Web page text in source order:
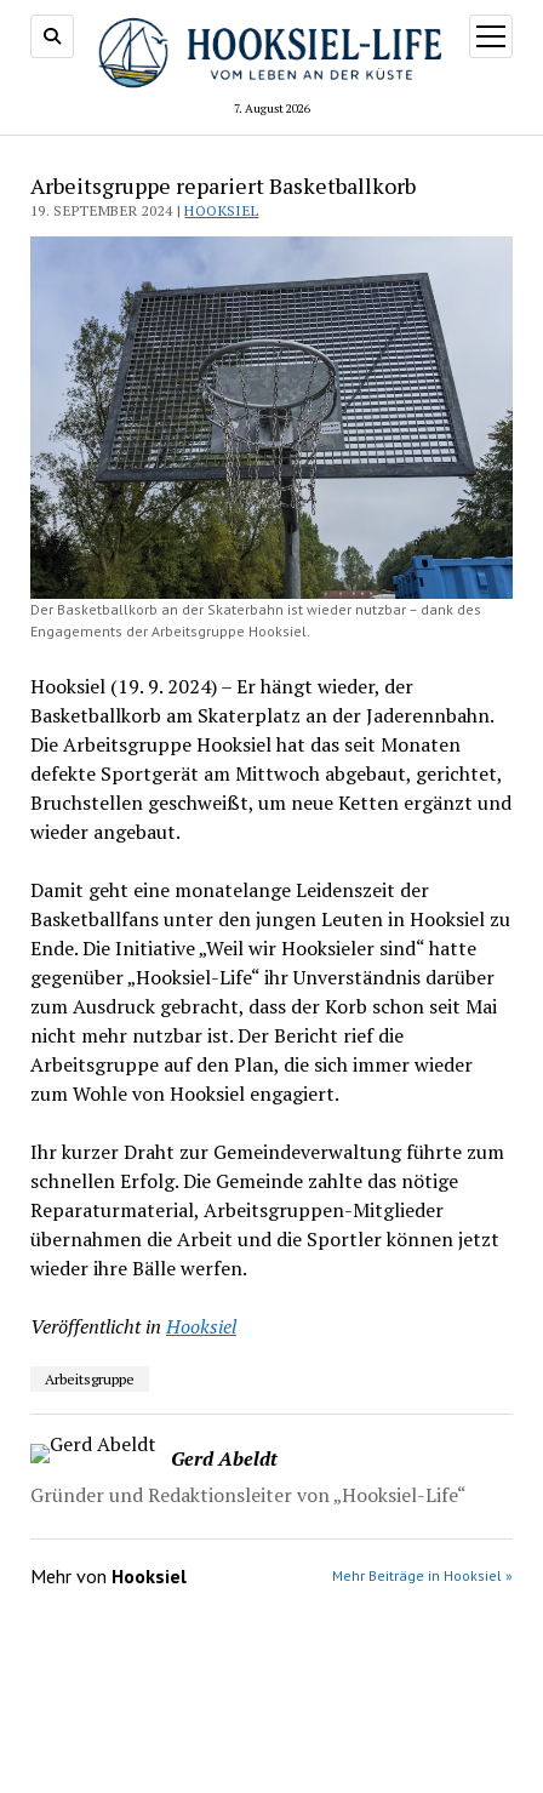
7. August 2026
Menü
öffnen
Arbeitsgruppe repariert Basketballkorb
19. SEPTEMBER 2024 |HOOKSIEL
Der Basketballkorb an der Skaterbahn ist wieder nutzbar – dank des
Engagements der Arbeitsgruppe Hooksiel.
Hooksiel (19. 9. 2024) – Er hängt wieder, der
Basketballkorb am Skaterplatz an der Jaderennbahn.
Die Arbeitsgruppe Hooksiel hat das seit Monaten
defekte Sportgerät am Mittwoch abgebaut, gerichtet,
Bruchstellen geschweißt, um neue Ketten ergänzt und
wieder angebaut.
Damit geht eine monatelange Leidenszeit der
Basketballfans unter den jungen Leuten in Hooksiel zu
Ende. Die Initiative „Weil wir Hooksieler sind“ hatte
gegenüber „Hooksiel-Life“ ihr Unverständnis darüber
zum Ausdruck gebracht, dass der Korb schon seit Mai
nicht mehr nutzbar ist. Der Bericht rief die
Arbeitsgruppe auf den Plan, die sich immer wieder
zum Wohle von Hooksiel engagiert.
Ihr kurzer Draht zur Gemeindeverwaltung führte zum
schnellen Erfolg. Die Gemeinde zahlte das nötige
Reparaturmaterial, Arbeitsgruppen-Mitglieder
übernahmen die Arbeit und die Sportler können jetzt
wieder ihre Bälle werfen.
Veröffentlicht in Hooksiel
Arbeitsgruppe
Gerd Abeldt
Gründer und Redaktionsleiter von „Hooksiel-Life“
Mehr von Hooksiel Mehr Beiträge in Hooksiel »